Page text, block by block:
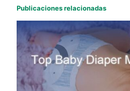
Publicaciones relacionadas